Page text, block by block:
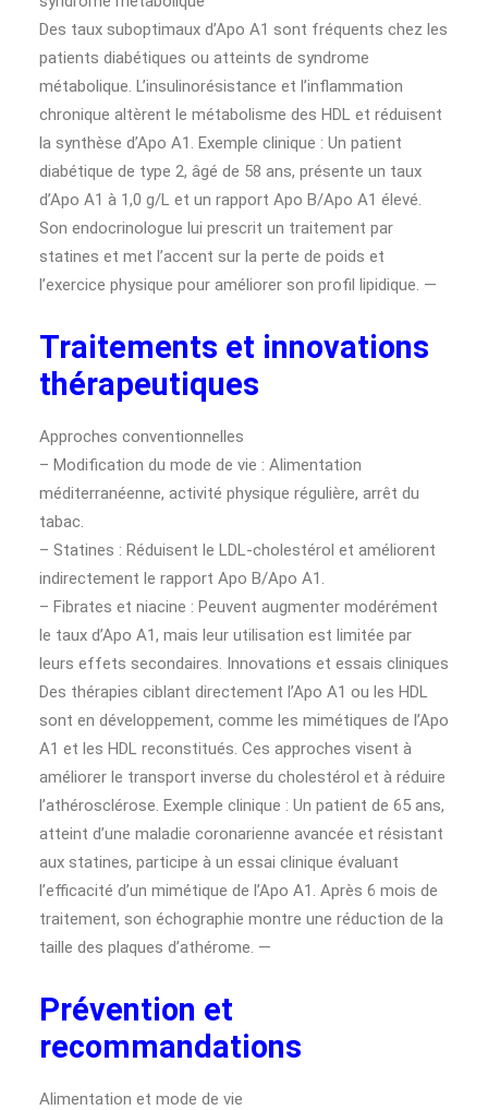
Des taux suboptimaux d’Apo A1 sont fréquents chez les
patients diabétiques ou atteints de syndrome
métabolique. L’insulinorésistance et l’inflammation
chronique altèrent le métabolisme des HDL et réduisent
la synthèse d’Apo A1. Exemple clinique : Un patient
diabétique de type 2, âgé de 58 ans, présente un taux
d’Apo A1 à 1,0 g/L et un rapport Apo B/Apo A1 élevé.
Son endocrinologue lui prescrit un traitement par
statines et met l’accent sur la perte de poids et
l’exercice physique pour améliorer son profil lipidique. —
Traitements et innovations
thérapeutiques
Approches conventionnelles
– Modification du mode de vie : Alimentation
méditerranéenne, activité physique régulière, arrêt du
tabac.
– Statines : Réduisent le LDL-cholestérol et améliorent
indirectement le rapport Apo B/Apo A1.
– Fibrates et niacine : Peuvent augmenter modérément
le taux d’Apo A1, mais leur utilisation est limitée par
leurs effets secondaires. Innovations et essais cliniques
Des thérapies ciblant directement l’Apo A1 ou les HDL
sont en développement, comme les mimétiques de l’Apo
A1 et les HDL reconstitués. Ces approches visent à
améliorer le transport inverse du cholestérol et à réduire
l’athérosclérose. Exemple clinique : Un patient de 65 ans,
atteint d’une maladie coronarienne avancée et résistant
aux statines, participe à un essai clinique évaluant
l’efficacité d’un mimétique de l’Apo A1. Après 6 mois de
traitement, son échographie montre une réduction de la
taille des plaques d’athérome. —
Prévention et
recommandations
Alimentation et mode de vie